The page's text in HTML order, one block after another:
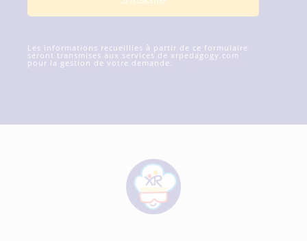
Les informations recueillies à partir de ce formulaire
seront transmises aux services de xrpedagogy.com
pour la gestion de votre demande. En savoir plus sur
la gestion de vos données et de vos droits